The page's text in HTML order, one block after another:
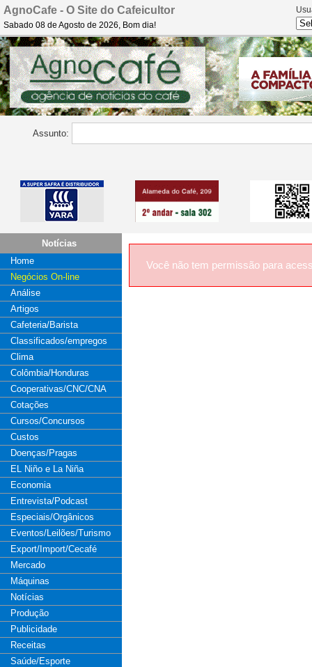
AgnoCafe - O Site do Cafeicultor
Sabado 08 de Agosto de 2026, Bom dia!
Assunto:
Notícias
Home
Negócios On-line
Análise
Artigos
Cafeteria/Barista
Classificados/empregos
Clima
Colômbia/Honduras
Cooperativas/CNC/CNA
Cotações
Cursos/Concursos
Custos
Doenças/Pragas
EL Niño e La Niña
Economia
Entrevista/Podcast
Especiais/Orgânicos
Eventos/Leilões/Turismo
Export/Import/Cecafé
Mercado
Máquinas
Notícias
Produção
Publicidade
Receitas
Saúde/Esporte
Você não tem permissão para